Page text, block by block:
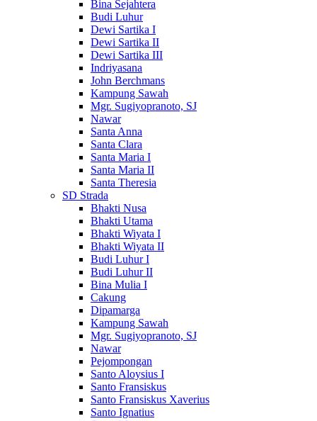
Bina Sejahtera
Budi Luhur
Dewi Sartika I
Dewi Sartika II
Dewi Sartika III
Indriyasana
John Berchmans
Kampung Sawah
Mgr. Sugiyopranoto, SJ
Nawar
Santa Anna
Santa Clara
Santa Maria I
Santa Maria II
Santa Theresia
SD Strada
Bhakti Nusa
Bhakti Utama
Bhakti Wiyata I
Bhakti Wiyata II
Budi Luhur I
Budi Luhur II
Bina Mulia I
Cakung
Dipamarga
Kampung Sawah
Mgr. Sugiyopranoto, SJ
Nawar
Pejompongan
Santo Aloysius I
Santo Fransiskus
Santo Fransiskus Xaverius
Santo Ignatius